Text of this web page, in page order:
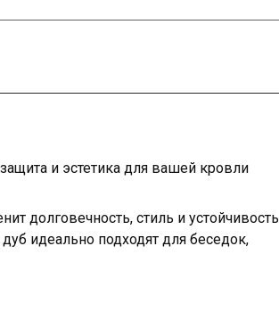
и эстетика для вашей кровли
долговечность, стиль и устойчивость
идеально подходят для беседок,